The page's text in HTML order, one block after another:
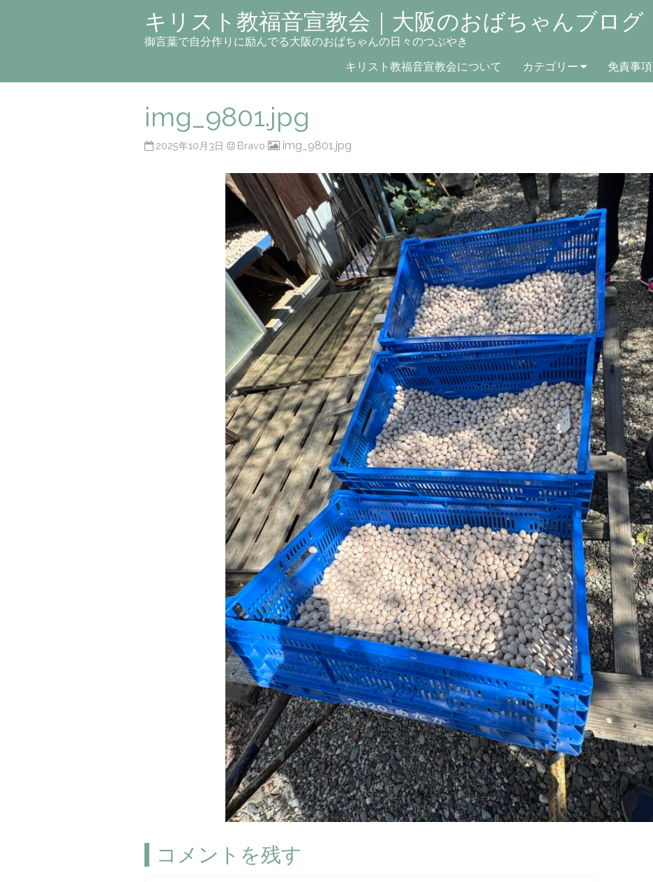
キリスト教福音宣教会｜大阪のおばちゃんブログ
御言葉で自分作りに励んでる大阪のおばちゃんの日々のつぶやき
キリスト教福音宣教会について カテゴリー 免責事項
img_9801.jpg
2025年10月3日 Bravo img_9801.jpg
コメントを残す